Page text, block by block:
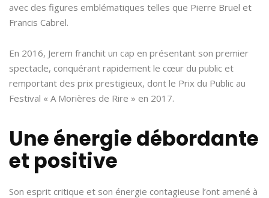
avec des figures emblématiques telles que Pierre Bruel et
Francis Cabrel.
En 2016, Jerem franchit un cap en présentant son premier
spectacle, conquérant rapidement le cœur du public et
remportant des prix prestigieux, dont le Prix du Public au
Festival « A Morières de Rire » en 2017.
Une énergie débordante
et positive
Son esprit critique et son énergie contagieuse l’ont amené à